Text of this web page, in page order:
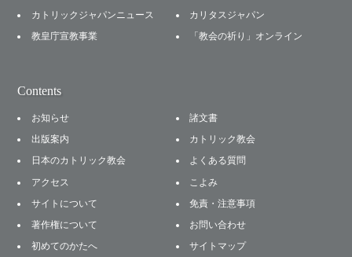
カトリックジャパンニュース
カリタスジャパン
教皇庁宣教事業
「教会の祈り」オンライン
Contents
お知らせ
諸文書
出版案内
カトリック教会
日本のカトリック教会
よくある質問
アクセス
こよみ
サイトについて
免責・注意事項
著作権について
お問い合わせ
初めてのかたへ
サイトマップ